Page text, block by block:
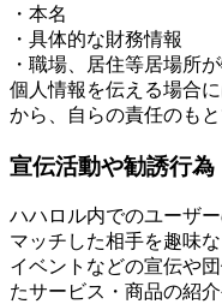
・本名
・具体的な財務情報
・職場、居住等居場所
個人情報を伝える場合
から、自らの責任のも
宣伝活動や勧誘行為
ハハロル内でのユーザ
マッチした相手を趣味
イベントなどの宣伝や
たサービス・商品の紹